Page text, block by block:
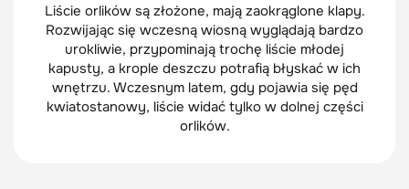
Liście orlików są złożone, mają zaokrąglone klapy.
Rozwijając się wczesną wiosną wyglądają bardzo
urokliwie, przypominają trochę liście młodej
kapusty, a krople deszczu potrafią błyskać w ich
wnętrzu. Wczesnym latem, gdy pojawia się pęd
kwiatostanowy, liście widać tylko w dolnej części
orlików.